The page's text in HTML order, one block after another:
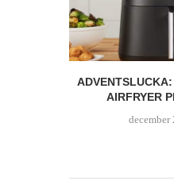
AIRFRYER
december